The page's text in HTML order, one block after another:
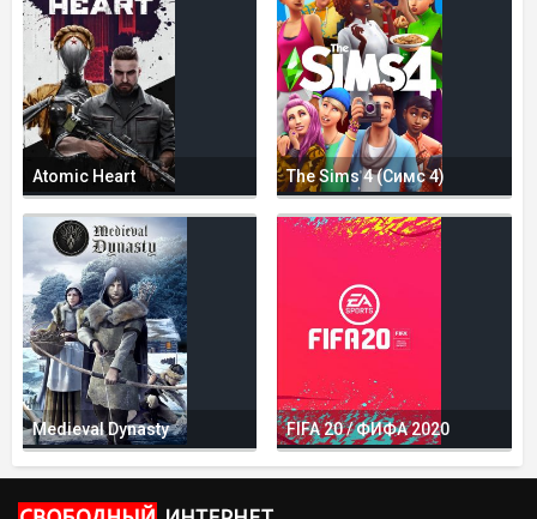
Atomic Heart The Sims 4 (Симс 4)
Medieval Dynasty FIFA 20 / ФИФА 2020